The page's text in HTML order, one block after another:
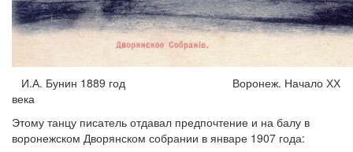
И.А. Бунин 1889 год Воронеж. Начало ХХ
века
Этому танцу писатель отдавал предпочтение и на балу в
воронежском Дворянском собрании в январе 1907 года: